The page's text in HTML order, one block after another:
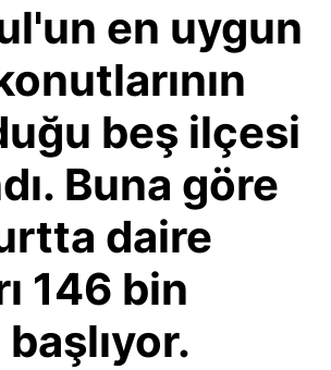
en uygun
beş ilçesi
Buna göre
daire
146 bin